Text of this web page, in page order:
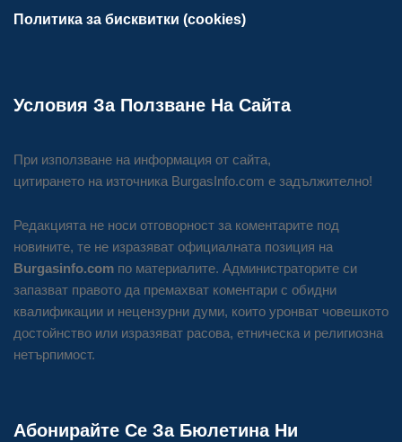
Политика за бисквитки (cookies)
Условия За Ползване На Сайта
При използване на информация от сайта,
цитирането на източника BurgasInfo.com е задължително!
Редакцията не носи отговорност за коментарите под
новините, те не изразяват официалната позиция на
Burgasinfo.com по материалите. Администраторите си
запазват правото да премахват коментари с обидни
квалификации и нецензурни думи, които уронват човешкото
достойнство или изразяват расова, етническа и религиозна
нетърпимост.
Абонирайте Се За Бюлетина Ни